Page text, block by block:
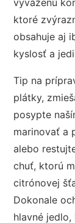
vyváženú
ktoré
obsahuje aj
kyslosť a
Tip na
plátky,
posypte
marinovať a
alebo
chuť, ktorú
citrónovej
Dokonale
hlavné